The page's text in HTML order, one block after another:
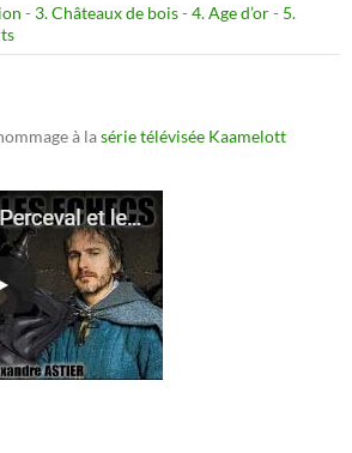
- 3. Châteaux de bois- 4. Age d’or- 5.
à lasérie télévisée Kaamelott